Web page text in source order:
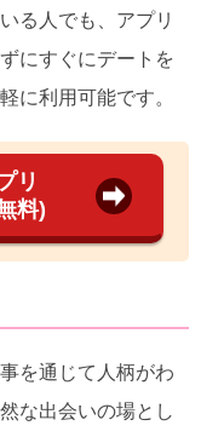
る人でも、アプリ
にすぐにデートを
に利用可能です。
リ
料)
を通じて人柄がわ
な出会いの場とし